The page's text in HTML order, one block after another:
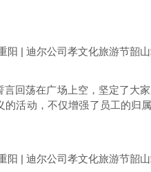
回荡在广场上空，坚定了大
活动，不仅增强了员工的归